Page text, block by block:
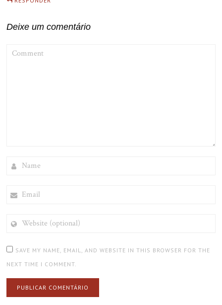
Deixe um comentário
(OPTIONAL)
SAVE MY NAME, EMAIL, AND WEBSITE IN THIS BROWSER FOR THE
NEXT TIME I COMMENT.